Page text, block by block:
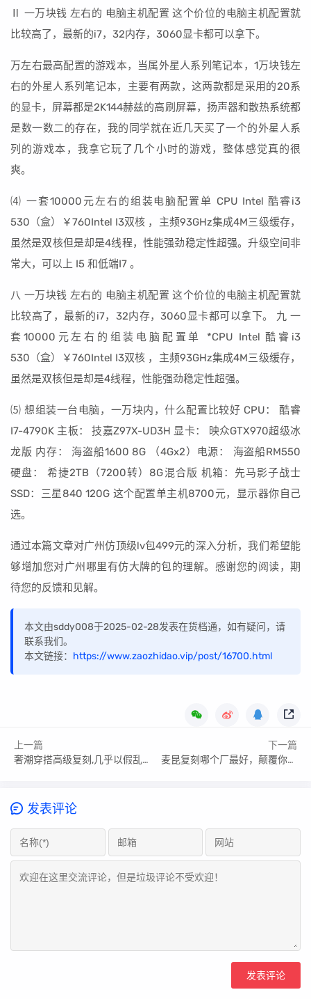
Ⅱ 一万块钱 左右的 电脑主机配置 这个价位的电脑主机配置就
比较高了，最新的i7，32内存，3060显卡都可以拿下。
万左右最高配置的游戏本，当属外星人系列笔记本，1万块钱左
右的外星人系列笔记本，主要有两款，这两款都是采用的20系
的显卡，屏幕都是2K144赫兹的高刷屏幕，扬声器和散热系统都
是数一数二的存在，我的同学就在近几天买了一个的外星人系
列的游戏本，我拿它玩了几个小时的游戏，整体感觉真的很
爽。
⑷ 一套10000元左右的组装电脑配置单 CPU Intel 酷睿i3
530（盒）￥760Intel I3双核 ，主频93GHz集成4M三级缓存，
虽然是双核但是却是4线程，性能强劲稳定性超强。升级空间非
常大，可以上 I5 和低端I7 。
八 一万块钱 左右的 电脑主机配置 这个价位的电脑主机配置就
比较高了，最新的i7，32内存，3060显卡都可以拿下。 九 一
套10000元左右的组装电脑配置单 *CPU Intel 酷睿i3
530（盒）￥760Intel I3双核 ，主频93GHz集成4M三级缓存，
虽然是双核但是却是4线程，性能强劲稳定性超强。
⑸ 想组装一台电脑，一万块内，什么配置比较好 CPU： 酷睿
I7-4790K 主板： 技嘉Z97X-UD3H 显卡： 映众GTX970超级冰
龙版 内存： 海盗船1600 8G （4Gx2）电源： 海盗船RM550
硬盘： 希捷2TB（7200转）8G混合版 机箱：先马影子战士
SSD：三星840 120G 这个配置单主机8700元，显示器你自己
选。
通过本篇文章对广州仿顶级lv包499元的深入分析，我们希望能
够增加您对广州哪里有仿大牌的包的理解。感谢您的阅读，期
待您的反馈和见解。
本文由sddy008于2025-02-28发表在货档通，如有疑问，请
联系我们。
本文链接： https://www.zaozhidao.vip/post/16700.html
上一篇
奢潮穿搭高级复刻,几乎以假乱真
下一篇
麦昆复刻哪个厂最好，颠覆你的想象 !
发表评论